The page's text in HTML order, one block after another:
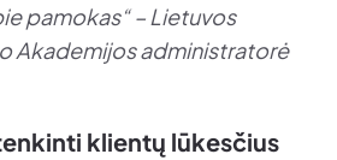
pamokas“ – Lietuvos
Akademijos administratorė
klientų lūkesčius